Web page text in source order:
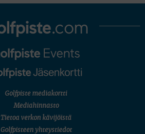
Golfpiste mediakortti
Mediahinnasto
Tietoa verkon kävijöistä
Golfpisteen yhteystiedot